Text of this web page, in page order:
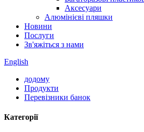
Аксесуари
Алюмінієві пляшки
Новини
Послуги
Зв'яжіться з нами
English
додому
Продукти
Перевізники банок
Категорії